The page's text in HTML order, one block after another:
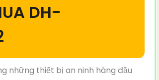
DH-
những thiết bị an ninh hàng đầu